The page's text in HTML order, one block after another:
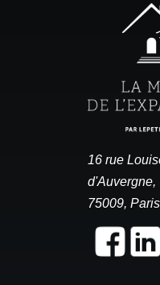
16 rue
d'Auvergne,
75009,